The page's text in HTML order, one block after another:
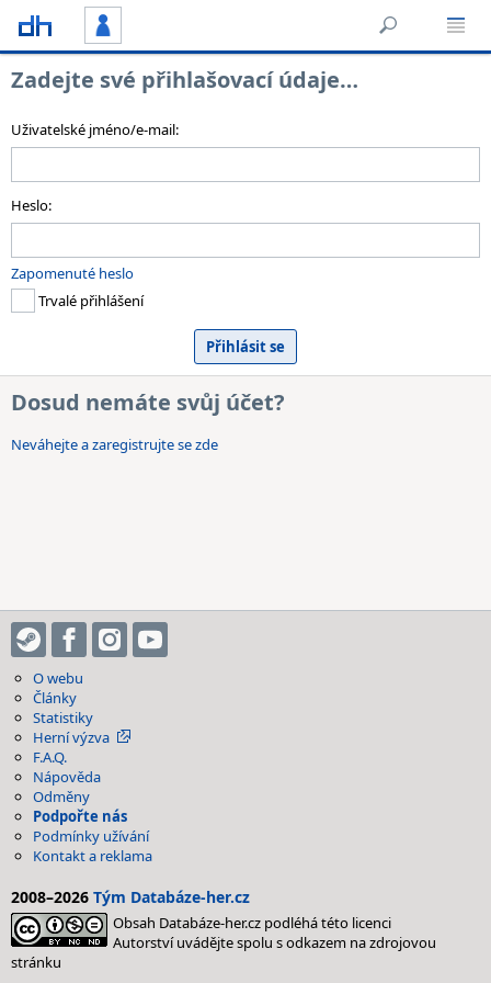
Zadejte své přihlašovací údaje…
Uživatelské jméno/e-mail:
Heslo:
Zapomenuté heslo
Trvalé přihlášení
Dosud nemáte svůj účet?
Neváhejte a zaregistrujte se zde
O webu
Články
Statistiky
Herní výzva
F.A.Q.
Nápověda
Odměny
Podpořte nás
Podmínky užívání
Kontakt a reklama
2008–2026 Tým Databáze-her.cz
Obsah Databáze-her.cz podléhá této licenci
Autorství uvádějte spolu s odkazem na zdrojovou
stránku